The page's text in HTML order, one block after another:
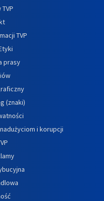
TVP
prasy
(znaki)
i korupcji